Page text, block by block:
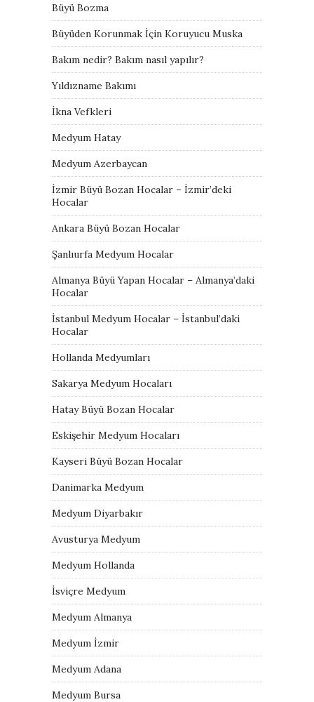
Büyü Bozma
Büyüden Korunmak İçin Koruyucu Muska
Bakım nedir? Bakım nasıl yapılır?
Yıldızname Bakımı
İkna Vefkleri
Medyum Hatay
Medyum Azerbaycan
İzmir Büyü Bozan Hocalar – İzmir’deki
Hocalar
Ankara Büyü Bozan Hocalar
Şanlıurfa Medyum Hocalar
Almanya Büyü Yapan Hocalar – Almanya’daki
Hocalar
İstanbul Medyum Hocalar – İstanbul’daki
Hocalar
Hollanda Medyumları
Sakarya Medyum Hocaları
Hatay Büyü Bozan Hocalar
Eskişehir Medyum Hocaları
Kayseri Büyü Bozan Hocalar
Danimarka Medyum
Medyum Diyarbakır
Avusturya Medyum
Medyum Hollanda
İsviçre Medyum
Medyum Almanya
Medyum İzmir
Medyum Adana
Medyum Bursa